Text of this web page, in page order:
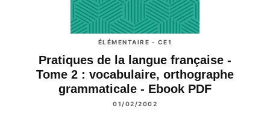
ÉLÉMENTAIRE - CE1
Pratiques de la langue française -
Tome 2 : vocabulaire, orthographe
grammaticale - Ebook PDF
01/02/2002